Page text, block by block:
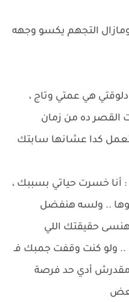
التجهم يكسو وجهه
هي عمتي وتاج ،
القصر ده من زمان
كدا عشانها سابتك
: أنا خسرت حياتي بسببك ،
.. ولسه هنفضل
حقيقتك اللي
.. ولو كنت وقفت جمبك فـ
أدي حد فرصة
بعض